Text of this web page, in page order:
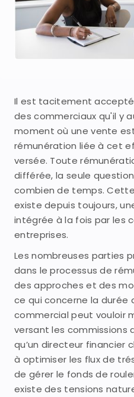
Il est tacitement
des commerciaux qu'il y
moment où une vente
rémunération liée à cet
versée. Toute
différée, la seule
combien de temps.
existe depuis toujours,
intégrée à la fois par les
entreprises.
Les nombreuses parties
dans le processus de
des approches et des
ce qui concerne la durée
commercial peut vouloir
versant les commissions
qu’un directeur financier
à optimiser les flux de
de gérer le fonds de
existe des tensions